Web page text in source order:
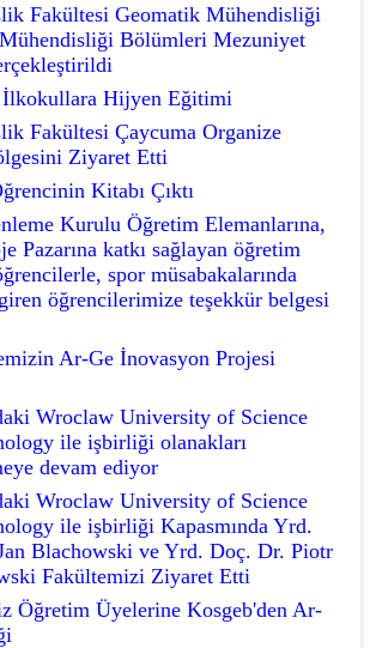
Fakültesi Geomatik Mühendisliği
Bölümleri Mezuniyet
İlkokullara Hijyen Eğitimi
Fakültesi Çaycuma Organize
Ziyaret Etti
Kitabı Çıktı
Kurulu Öğretim Elemanlarına,
Pazarına katkı sağlayan öğretim
spor müsabakalarında
öğrencilerimize teşekkür belgesi
Ar-Ge İnovasyon Projesi
Wroclaw University of Science
ile işbirliği olanakları
devam ediyor
Wroclaw University of Science
ile işbirliği Kapasmında Yrd.
Blachowski ve Yrd. Doç. Dr. Piotr
Fakültemizi Ziyaret Etti
Öğretim Üyelerine Kosgeb'den Ar-